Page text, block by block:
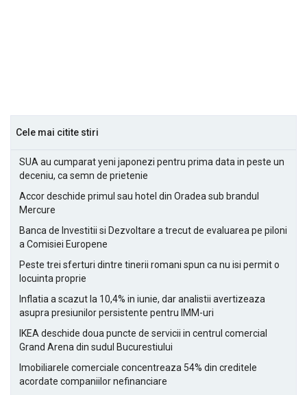
Cele mai citite stiri
SUA au cumparat yeni japonezi pentru prima data in peste un
deceniu, ca semn de prietenie
Accor deschide primul sau hotel din Oradea sub brandul
Mercure
Banca de Investitii si Dezvoltare a trecut de evaluarea pe piloni
a Comisiei Europene
Peste trei sferturi dintre tinerii romani spun ca nu isi permit o
locuinta proprie
Inflatia a scazut la 10,4% in iunie, dar analistii avertizeaza
asupra presiunilor persistente pentru IMM-uri
IKEA deschide doua puncte de servicii in centrul comercial
Grand Arena din sudul Bucurestiului
Imobiliarele comerciale concentreaza 54% din creditele
acordate companiilor nefinanciare